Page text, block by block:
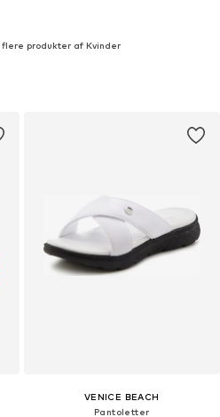
produkter af Kvinder
VENICE BEACH
Pantoletter